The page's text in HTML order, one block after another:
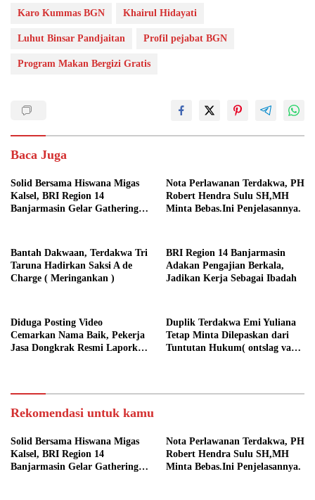
Karo Kummas BGN Khairul Hidayati
Luhut Binsar Pandjaitan Profil pejabat BGN
Program Makan Bergizi Gratis
Baca Juga
Solid Bersama Hiswana Migas
Kalsel, BRI Region 14
Banjarmasin Gelar Gathering
Nota Perlawanan Terdakwa, PH
Robert Hendra Sulu SH,MH
Minta Bebas.Ini Penjelasannya.
Bantah Dakwaan, Terdakwa Tri
Taruna Hadirkan Saksi A de
Charge ( Meringankan )
BRI Region 14 Banjarmasin
Adakan Pengajian Berkala,
Jadikan Kerja Sebagai Ibadah
Diduga Posting Video
Cemarkan Nama Baik, Pekerja
Jasa Dongkrak Resmi Laporkan
Duplik Terdakwa Emi Yuliana
Tetap Minta Dilepaskan dari
Tuntutan Hukum( ontslag van
Rekomendasi untuk kamu
Solid Bersama Hiswana Migas
Kalsel, BRI Region 14
Banjarmasin Gelar Gathering
Nota Perlawanan Terdakwa, PH
Robert Hendra Sulu SH,MH
Minta Bebas.Ini Penjelasannya.